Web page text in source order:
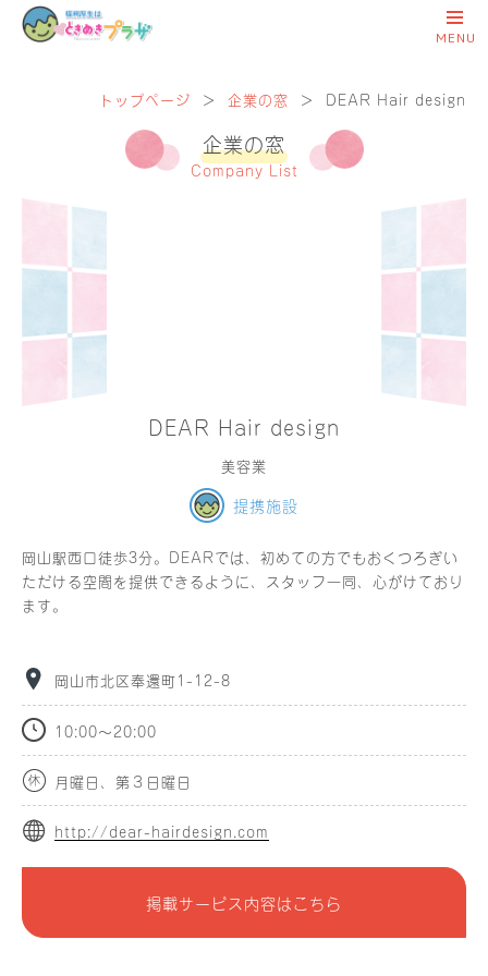
トップページ ＞ 企業の窓 ＞ DEAR Hair design
企業の窓
Company List
DEAR Hair design
美容業
提携施設
岡山駅西口徒歩3分。DEARでは、初めての方でもおくつろぎい
ただける空間を提供できるように、スタッフ一同、心がけており
ます。
岡山市北区奉還町1-12-8
10:00～20:00
月曜日、第３日曜日
http://dear-hairdesign.com
掲載サービス内容はこちら